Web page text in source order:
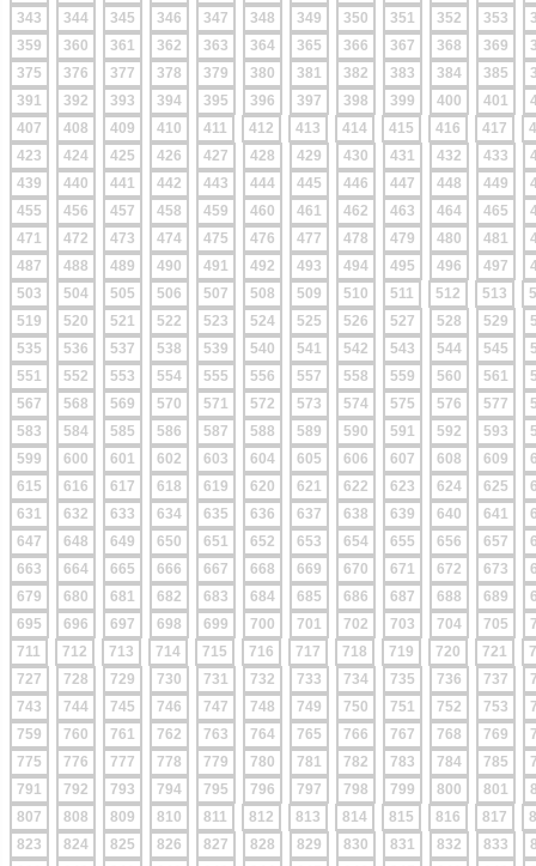
343
344 345 346 347 348 349 350 351 352 353
359
360 361 362 363 364 365 366 367 368 369
375
376 377 378 379 380 381 382 383 384 385
391
392 393 394 395 396 397 398 399 400 401
407
408 409 410 411 412 413 414 415 416 417
423
424 425 426 427 428 429 430 431 432 433
439
440 441 442 443 444 445 446 447 448 449
455
456 457 458 459 460 461 462 463 464 465
471
472 473 474 475 476 477 478 479 480 481
487
488 489 490 491 492 493 494 495 496 497
503
504 505 506 507 508 509 510 511 512 513
519
520 521 522 523 524 525 526 527 528 529
535
536 537 538 539 540 541 542 543 544 545
551
552 553 554 555 556 557 558 559 560 561
567
568 569 570 571 572 573 574 575 576 577
583
584 585 586 587 588 589 590 591 592 593
599
600 601 602 603 604 605 606 607 608 609
615
616 617 618 619 620 621 622 623 624 625
631
632 633 634 635 636 637 638 639 640 641
647
648 649 650 651 652 653 654 655 656 657
663
664 665 666 667 668 669 670 671 672 673
679
680 681 682 683 684 685 686 687 688 689
695
696 697 698 699 700 701 702 703 704 705
711
712 713 714 715 716 717 718 719 720 721
727
728 729 730 731 732 733 734 735 736 737
743
744 745 746 747 748 749 750 751 752 753
759
760 761 762 763 764 765 766 767 768 769
775
776 777 778 779 780 781 782 783 784 785
791
792 793 794 795 796 797 798 799 800 801
807
808 809 810 811 812 813 814 815 816 817
823
824 825 826 827 828 829 830 831 832 833